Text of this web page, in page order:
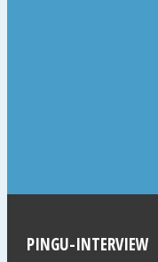
PINGU-INTERVIEW